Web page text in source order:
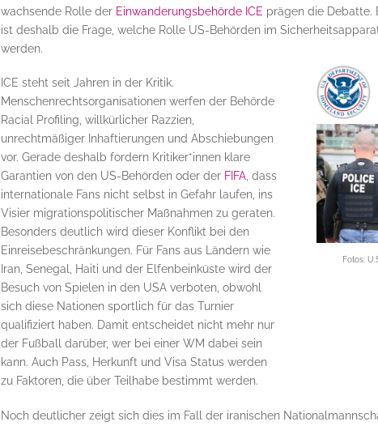
wachsende Rolle der Einwanderungsbehörde ICE prägen die Debatte.
ist deshalb die Frage, welche Rolle US-Behörden im
werden.
ICE steht seit Jahren in der Kritik.
Menschenrechtsorganisationen werfen der Behörde
Racial Profiling, willkürlicher Razzien,
unrechtmäßiger Inhaftierungen und Abschiebungen
vor. Gerade deshalb fordern Kritiker*innen klare
Garantien von den US-Behörden oder der FIFA, dass
internationale Fans nicht selbst in Gefahr laufen, ins
Visier migrationspolitischer Maßnahmen zu geraten.
Besonders deutlich wird dieser Konflikt bei den
Einreisebeschränkungen. Für Fans aus Ländern wie
Iran, Senegal, Haiti und der Elfenbeinküste wird der
Besuch von Spielen in den USA verboten, obwohl
sich diese Nationen sportlich für das Turnier
qualifiziert haben. Damit entscheidet nicht mehr nur
der Fußball darüber, wer bei einer WM dabei sein
kann. Auch Pass, Herkunft und Visa Status werden
zu Faktoren, die über Teilhabe bestimmt werden.
Fotos:
Noch deutlicher zeigt sich dies im Fall der iranischen